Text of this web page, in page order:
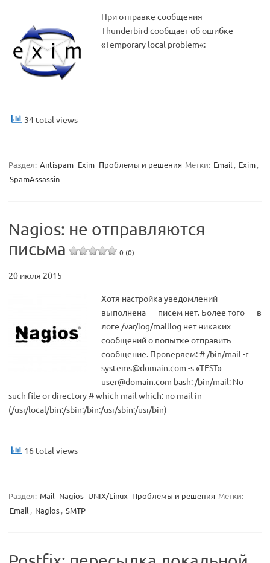
При отправке сообщения —
Thunderbird сообщает об ошибке
«Temporary local problem«:
34 total views
Раздел: Antispam Exim Проблемы и решения Метки: Email, Exim,
SpamAssassin
Nagios: не отправляются
письма
0 (0)
20 июля 2015
Хотя настройка уведомлений
выполнена — писем нет. Более того — в
логе /var/log/maillog нет никаких
сообщений о попытке отправить
сообщение. Проверяем: # /bin/mail -r
systems@domain.com -s «TEST»
user@domain.com bash: /bin/mail: No
such file or directory # which mail which: no mail in
(/usr/local/bin:/sbin:/bin:/usr/sbin:/usr/bin)
16 total views
Раздел: Mail Nagios UNIX/Linux Проблемы и решения Метки:
Email , Nagios, SMTP